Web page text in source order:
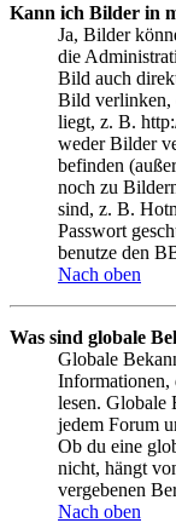
Kann ich Bilder in
Ja, Bilder
die
Bild auch
Bild verlinken,
liegt, z. B.
weder Bilder
befinden
noch zu
sind, z. B.
Passwort
benutze den
Nach oben
Was sind globale
Globale
Informationen,
lesen. Globale
jedem Forum
Ob du eine
nicht, hängt
vergebenen
Nach oben